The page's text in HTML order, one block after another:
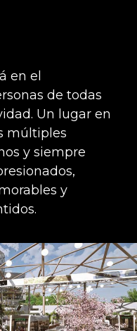
en el
de todas
Un lugar en
múltiples
y siempre
y